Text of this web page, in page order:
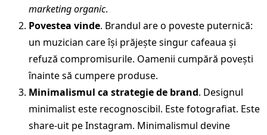
marketing organic.
Povestea vinde. Brandul are o poveste puternică:
un muzician care își prăjește singur cafeaua și
refuză compromisurile. Oamenii cumpără povești
înainte să cumpere produse.
Minimalismul ca strategie de brand. Designul
minimalist este recognoscibil. Este fotografiat. Este
share-uit pe Instagram. Minimalismul devine